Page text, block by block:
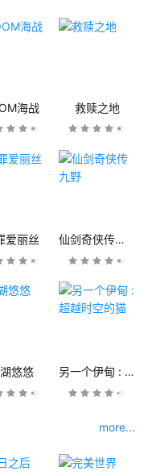
海战 救赎之地
爱丽丝 仙剑奇侠传九野
悠悠 另一个伊甸 : 超越时空的猫
more...